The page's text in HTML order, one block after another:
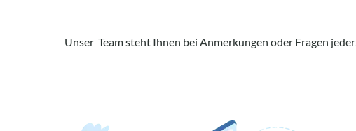
Unser Team steht Ihnen bei Anmerkungen oder Fragen